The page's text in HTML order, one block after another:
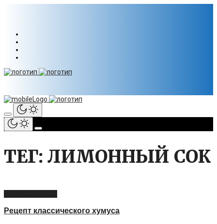
ТЕГ: ЛИМОННЫЙ СОК
Рецепт классического хумуса